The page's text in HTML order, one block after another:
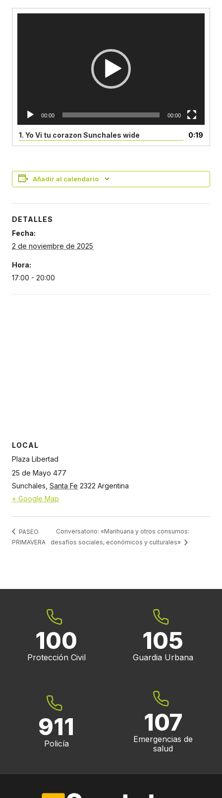
00:00 00:00
1. Yo Vi tu corazon Sunchales wide 0:19
Añadir al calendario
DETALLES
Fecha:
2 de noviembre de 2025
Hora:
17:00 - 20:00
LOCAL
Plaza Libertad
25 de Mayo 477
Sunchales Santa Fe 2322 Argentina
+ Google Map
PASEO
PRIMAVERA
Conversatorio: «Marihuana y otros consumos:
desafíos sociales, económicos y culturales»
100
Protección Civil
105
Guardia Urbana
911
Policía
107
Emergencias de
salud